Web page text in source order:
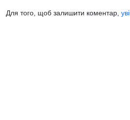
Для того, щоб залишити коментар,